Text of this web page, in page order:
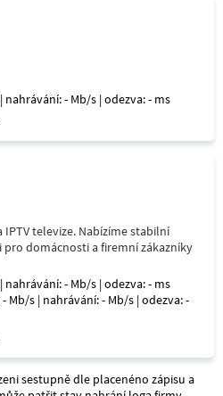
nahrávání: - Mb/s | odezva: - ms
televize. Nabízíme stabilní
domácnosti a firemní zákazníky
nahrávání: - Mb/s | odezva: - ms
Mb/s | nahrávání: - Mb/s | odezva: -
sestupně dle placenéno zápisu a